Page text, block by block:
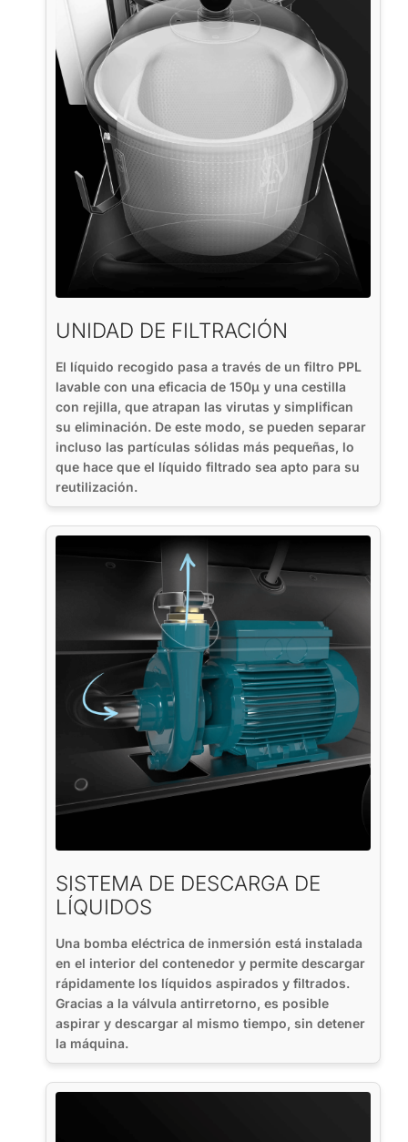
UNIDAD DE FILTRACIÓN
El líquido recogido pasa a través de un filtro PPL
lavable con una eficacia de 150µ y una cestilla
con rejilla, que atrapan las virutas y simplifican
su eliminación. De este modo, se pueden separar
incluso las partículas sólidas más pequeñas, lo
que hace que el líquido filtrado sea apto para su
reutilización.
SISTEMA DE DESCARGA DE
LÍQUIDOS
Una bomba eléctrica de inmersión está instalada
en el interior del contenedor y permite descargar
rápidamente los líquidos aspirados y filtrados.
Gracias a la válvula antirretorno, es posible
aspirar y descargar al mismo tiempo, sin detener
la máquina.